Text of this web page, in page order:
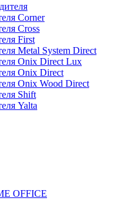
Corner
Cross
First
Metal System Direct
Onix Direct Lux
Onix Direct
Onix Wood Direct
Shift
Yalta
OFFICE